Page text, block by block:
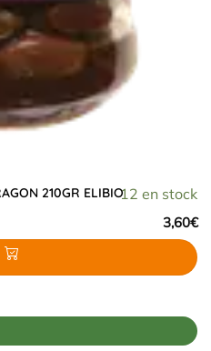
12 en stock
210GR ELIBIO
3,60€
210GR ELIBIO